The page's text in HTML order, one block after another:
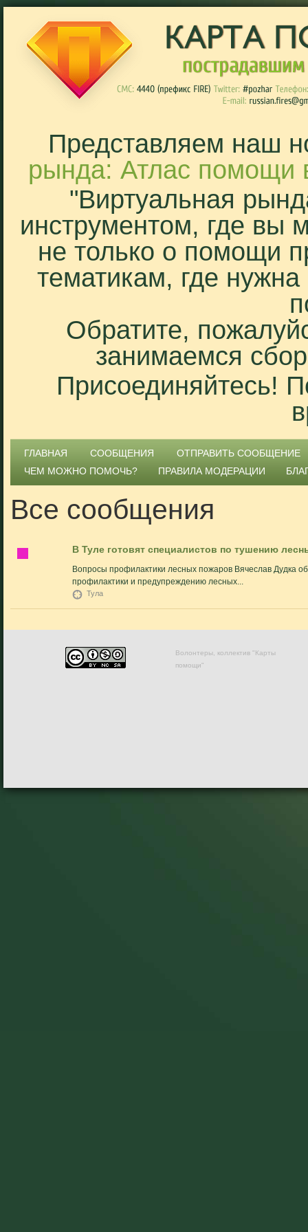
Представляем наш
рында: Атлас помощи
"Виртуальная
инструментом, где вы
не только о помощи
тематикам, где
Обратите,
занимаемся
Присоединяйтесь!
ГЛАВНАЯ СООБЩЕНИЯ
ОТПРАВИТЬ СООБЩЕНИЕ
ЧЕМ МОЖНО ПОМОЧЬ?
ПРАВИЛА МОДЕРАЦИИ
Все сообщения
В Туле готовят специалистов по тушению
Вопросы профилактики лесных пожаров Вячеслав Дудка
профилактики и предупреждению лесных...
Тула
Волонтеры, коллектив "Карты
помощи"